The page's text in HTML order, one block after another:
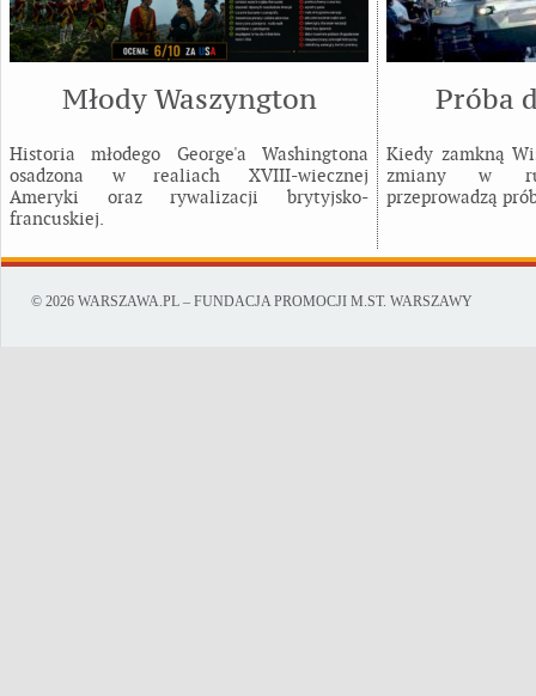
Młody Waszyngton
Historia młodego George'a Washingtona
osadzona w realiach XVIII-wiecznej
Ameryki oraz rywalizacji brytyjsko-
francuskiej.
Próba
Kiedy zamkną
zmiany w
przeprowadzą
© 2026 WARSZAWA.PL – FUNDACJA PROMOCJI M.ST. WARSZAWY